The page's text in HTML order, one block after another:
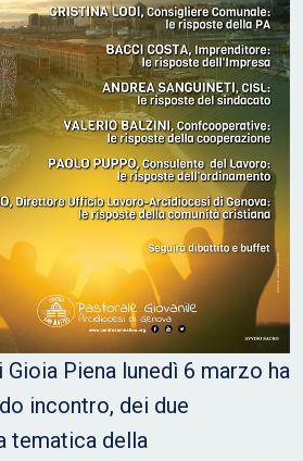
Piena lunedì 6 marzo ha
incontro, dei due
tematica della